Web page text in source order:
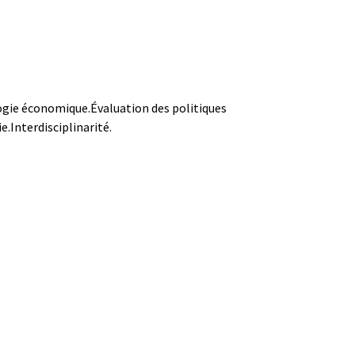
économique.Évaluation des politiques
Interdisciplinarité.